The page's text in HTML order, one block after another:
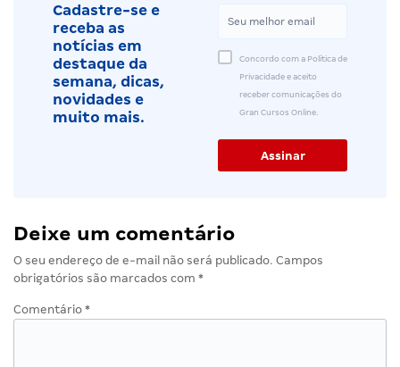
Cadastre-se e
receba as
notícias em
destaque da
semana, dicas,
novidades e
muito mais.
Concordo com a Política de
Privacidade e aceito
receber comunicações do
Gran Cursos Online.
Deixe um comentário
O seu endereço de e-mail não será publicado. Campos
obrigatórios são marcados com *
Comentário *